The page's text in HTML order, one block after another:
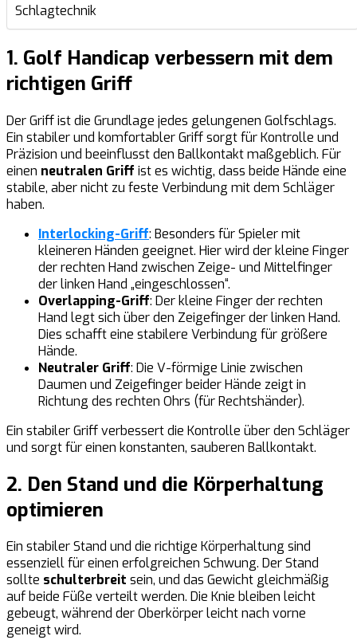
Schlagtechnik
1. Golf Handicap verbessern mit dem
richtigen Griff
Der Griff ist die Grundlage jedes gelungenen Golfschlags.
Ein stabiler und komfortabler Griff sorgt für Kontrolle und
Präzision und beeinflusst den Ballkontakt maßgeblich. Für
einen neutralen Griff ist es wichtig, dass beide Hände eine
stabile, aber nicht zu feste Verbindung mit dem Schläger
haben.
Interlocking-Griff: Besonders für Spieler mit
kleineren Händen geeignet. Hier wird der kleine Finger
der rechten Hand zwischen Zeige- und Mittelfinger
der linken Hand „eingeschlossen“.
Overlapping-Griff: Der kleine Finger der rechten
Hand legt sich über den Zeigefinger der linken Hand.
Dies schafft eine stabilere Verbindung für größere
Hände.
Neutraler Griff: Die V-förmige Linie zwischen
Daumen und Zeigefinger beider Hände zeigt in
Richtung des rechten Ohrs (für Rechtshänder).
Ein stabiler Griff verbessert die Kontrolle über den Schläger
und sorgt für einen konstanten, sauberen Ballkontakt.
2. Den Stand und die Körperhaltung
optimieren
Ein stabiler Stand und die richtige Körperhaltung sind
essenziell für einen erfolgreichen Schwung. Der Stand
sollte schulterbreit sein, und das Gewicht gleichmäßig
auf beide Füße verteilt werden. Die Knie bleiben leicht
gebeugt, während der Oberkörper leicht nach vorne
geneigt wird.